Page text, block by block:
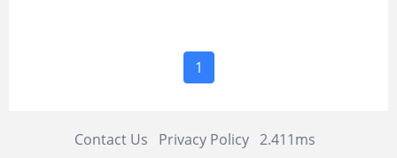
1
Contact Us Privacy Policy 2.411ms